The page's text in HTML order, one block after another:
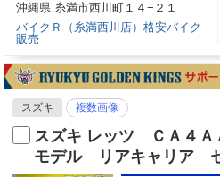
沖縄県 糸満市西川町１４−２１
バイクＲ（糸満西川店）格安バイク
販売
スズキ 複数画像
スズキ レッツ ＣＡ４
モデル リアキャリア